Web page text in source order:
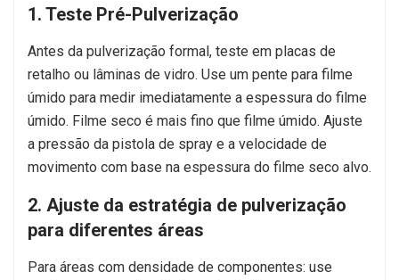
1. Teste Pré-Pulverização
Antes da pulverização formal, teste em placas de
retalho ou lâminas de vidro. Use um pente para filme
úmido para medir imediatamente a espessura do filme
úmido. Filme seco é mais fino que filme úmido. Ajuste
a pressão da pistola de spray e a velocidade de
movimento com base na espessura do filme seco alvo.
2. Ajuste da estratégia de pulverização
para diferentes áreas
Para áreas com densidade de componentes: use